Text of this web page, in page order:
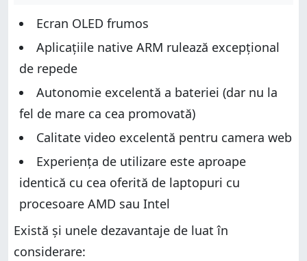
Ecran OLED frumos
Aplicațiile native ARM rulează excepțional
de repede
Autonomie excelentă a bateriei (dar nu la
fel de mare ca cea promovată)
Calitate video excelentă pentru camera web
Experiența de utilizare este aproape
identică cu cea oferită de laptopuri cu
procesoare AMD sau Intel
Există și unele dezavantaje de luat în
considerare: